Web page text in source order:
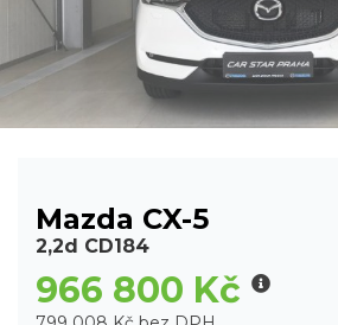
Mazda CX-5
2,2d CD184
966 800 Kč